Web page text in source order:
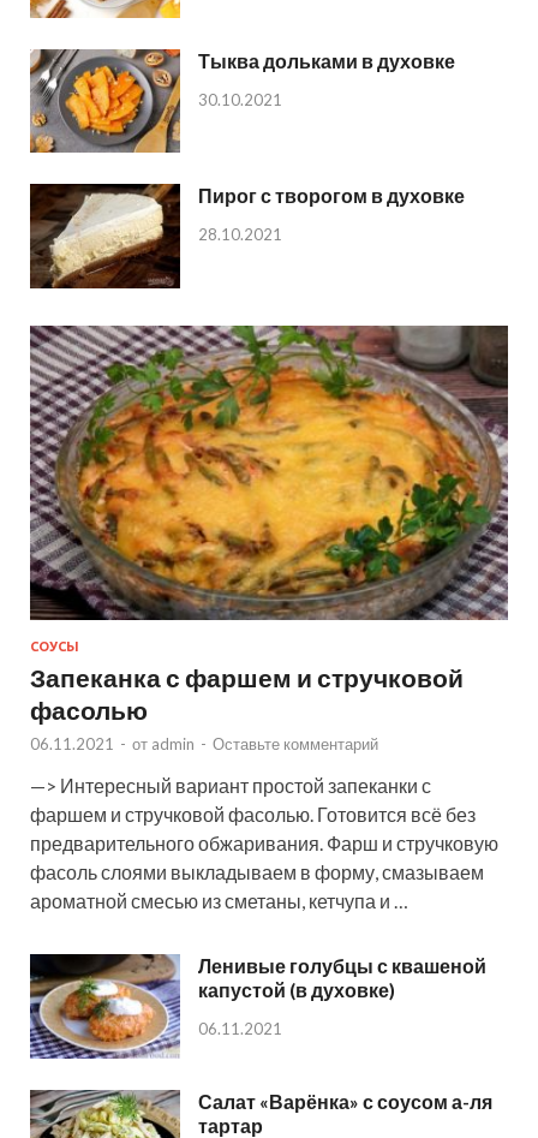
Тыква дольками в духовке
30.10.2021
Пирог с творогом в духовке
28.10.2021
СОУСЫ
Запеканка с фаршем и стручковой
фасолью
06.11.2021 - от admin - Оставьте комментарий
—> Интересный вариант простой запеканки с
фаршем и стручковой фасолью. Готовится всё без
предварительного обжаривания. Фарш и стручковую
фасоль слоями выкладываем в форму, смазываем
ароматной смесью из сметаны, кетчупа и …
Ленивые голубцы с квашеной
капустой (в духовке)
06.11.2021
Салат «Варёнка» с соусом а-ля
тартар